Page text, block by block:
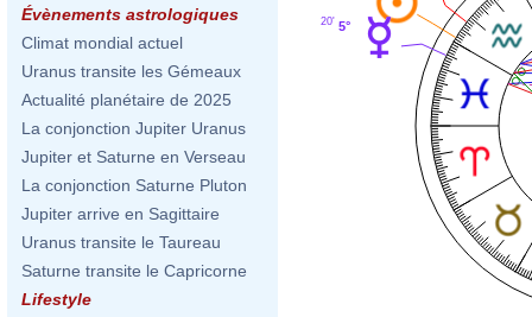
Évènements astrologiques
Climat mondial actuel
Uranus transite les Gémeaux
Actualité planétaire de 2025
La conjonction Jupiter Uranus
Jupiter et Saturne en Verseau
La conjonction Saturne Pluton
Jupiter arrive en Sagittaire
Uranus transite le Taureau
Saturne transite le Capricorne
Lifestyle
5°
20'